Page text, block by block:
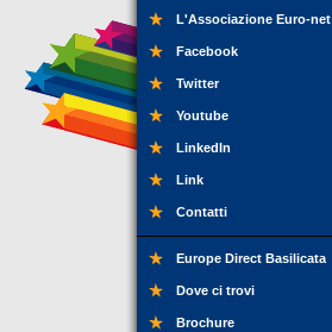
L'Associazione Euro-net
Facebook
Twitter
Youtube
LinkedIn
Link
Contatti
Europe Direct Basilicata
Dove ci trovi
Brochure